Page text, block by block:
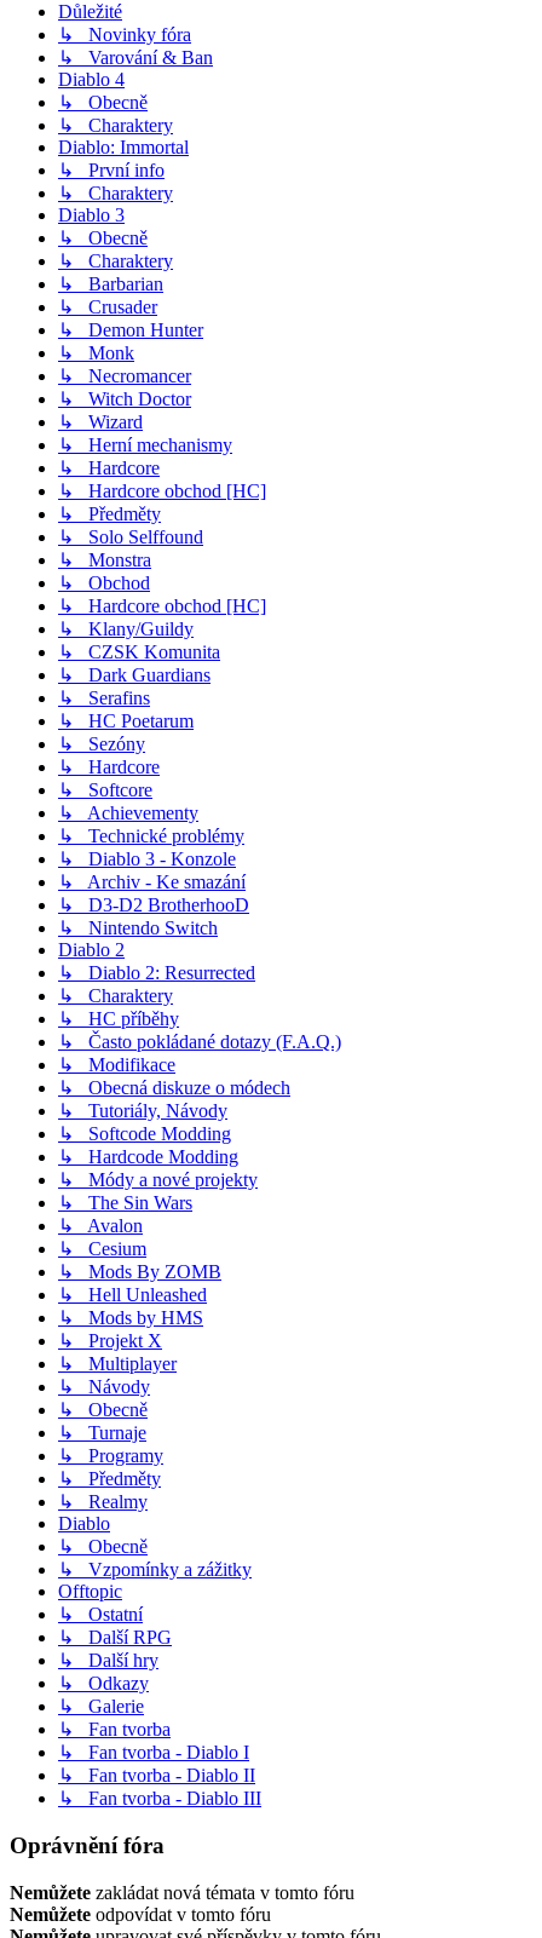
Důležité
↳ Novinky fóra
↳ Varování & Ban
Diablo 4
↳ Obecně
↳ Charaktery
Diablo: Immortal
↳ První info
↳ Charaktery
Diablo 3
↳ Obecně
↳ Charaktery
↳ Barbarian
↳ Crusader
↳ Demon Hunter
↳ Monk
↳ Necromancer
↳ Witch Doctor
↳ Wizard
↳ Herní mechanismy
↳ Hardcore
↳ Hardcore obchod [HC]
↳ Předměty
↳ Solo Selffound
↳ Monstra
↳ Obchod
↳ Hardcore obchod [HC]
↳ Klany/Guildy
↳ CZSK Komunita
↳ Dark Guardians
↳ Serafins
↳ HC Poetarum
↳ Sezóny
↳ Hardcore
↳ Softcore
↳ Achievementy
↳ Technické problémy
↳ Diablo 3 - Konzole
↳ Archiv - Ke smazání
↳ D3-D2 BrotherhooD
↳ Nintendo Switch
Diablo 2
↳ Diablo 2: Resurrected
↳ Charaktery
↳ HC příběhy
↳ Často pokládané dotazy (F.A.Q.)
↳ Modifikace
↳ Obecná diskuze o módech
↳ Tutoriály, Návody
↳ Softcode Modding
↳ Hardcode Modding
↳ Módy a nové projekty
↳ The Sin Wars
↳ Avalon
↳ Cesium
↳ Mods By ZOMB
↳ Hell Unleashed
↳ Mods by HMS
↳ Projekt X
↳ Multiplayer
↳ Návody
↳ Obecně
↳ Turnaje
↳ Programy
↳ Předměty
↳ Realmy
Diablo
↳ Obecně
↳ Vzpomínky a zážitky
Offtopic
↳ Ostatní
↳ Další RPG
↳ Další hry
↳ Odkazy
↳ Galerie
↳ Fan tvorba
↳ Fan tvorba - Diablo I
↳ Fan tvorba - Diablo II
↳ Fan tvorba - Diablo III
Oprávnění fóra
Nemůžete zakládat nová témata v tomto fóru
Nemůžete odpovídat v tomto fóru